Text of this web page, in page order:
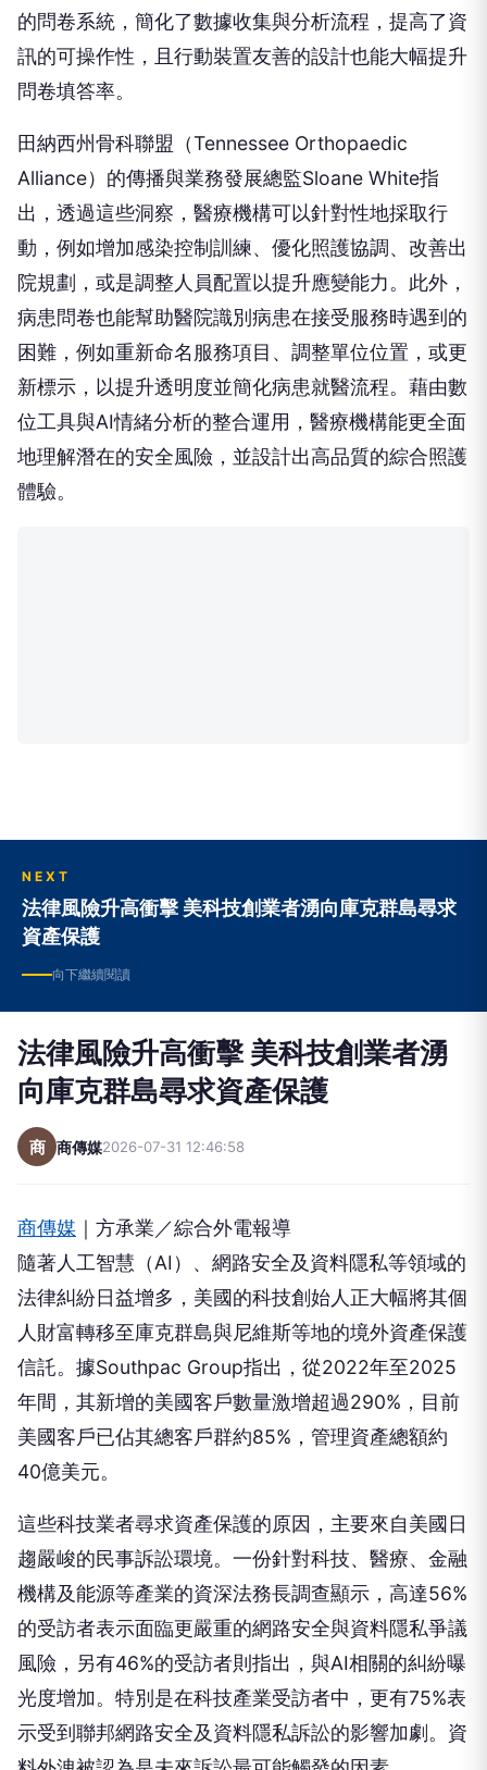
的問卷系統，簡化了數據收集與分析流程，提高了資
訊的可操作性，且行動裝置友善的設計也能大幅提升
問卷填答率。
田納西州骨科聯盟（Tennessee Orthopaedic
Alliance）的傳播與業務發展總監Sloane White指
出，透過這些洞察，醫療機構可以針對性地採取行
動，例如增加感染控制訓練、優化照護協調、改善出
院規劃，或是調整人員配置以提升應變能力。此外，
病患問卷也能幫助醫院識別病患在接受服務時遇到的
困難，例如重新命名服務項目、調整單位位置，或更
新標示，以提升透明度並簡化病患就醫流程。藉由數
位工具與AI情緒分析的整合運用，醫療機構能更全面
地理解潛在的安全風險，並設計出高品質的綜合照護
體驗。
NEXT
法律風險升高衝擊 美科技創業者湧向庫克群島尋求
資產保護
向下繼續閱讀
法律風險升高衝擊 美科技創業者湧
向庫克群島尋求資產保護
商 商傳媒2026-07-31 12:46:58
商傳媒 ｜方承業／綜合外電報導
隨著人工智慧（AI）、網路安全及資料隱私等領域的
法律糾紛日益增多，美國的科技創始人正大幅將其個
人財富轉移至庫克群島與尼維斯等地的境外資產保護
信託。據Southpac Group指出，從2022年至2025
年間，其新增的美國客戶數量激增超過290%，目前
美國客戶已佔其總客戶群約85%，管理資產總額約
40億美元。
這些科技業者尋求資產保護的原因，主要來自美國日
趨嚴峻的民事訴訟環境。一份針對科技、醫療、金融
機構及能源等產業的資深法務長調查顯示，高達56%
的受訪者表示面臨更嚴重的網路安全與資料隱私爭議
風險，另有46%的受訪者則指出，與AI相關的糾紛曝
光度增加。特別是在科技產業受訪者中，更有75%表
示受到聯邦網路安全及資料隱私訴訟的影響加劇。資